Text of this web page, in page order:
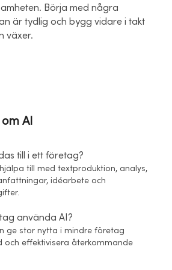
Börja med några
är tydlig och bygg vidare i takt
växer.
AI
till i ett företag?
till med textproduktion, analys,
idéarbete och
använda AI?
ge stor nytta i mindre företag
effektivisera återkommande